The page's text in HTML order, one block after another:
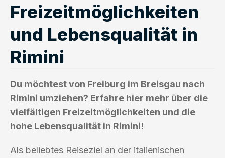
Freizeitmöglichkeiten
und Lebensqualität in
Rimini
Du möchtest von Freiburg im Breisgau nach
Rimini umziehen? Erfahre hier mehr über die
vielfältigen Freizeitmöglichkeiten und die
hohe Lebensqualität in Rimini!
Als beliebtes Reiseziel an der italienischen